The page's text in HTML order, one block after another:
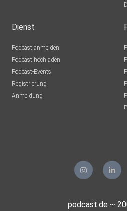
Dienst
Podcast anmelden
Podcast hochladen
Podcast-Events
Registrierung
Anmeldung
podcast.de ~